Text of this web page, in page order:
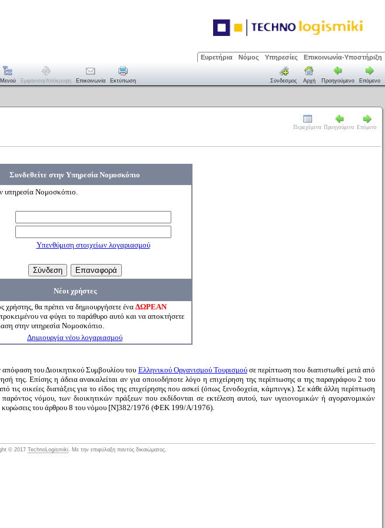
Ευρετήρια Νόμος Υπηρεσίες Επικοινωνία-Υποστήριξη
Μενού Εμφάνιση/απόκρυψη Επικοινωνία Εκτύπωση Σύνδεσμος Αρχή Προηγούμενο Επόμενο